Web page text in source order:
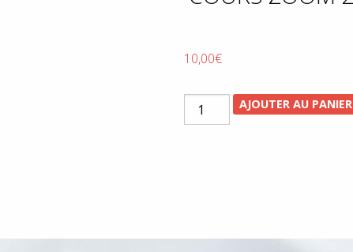
10,00€
quantité
de
mardi
AJOUTER AU PANIER